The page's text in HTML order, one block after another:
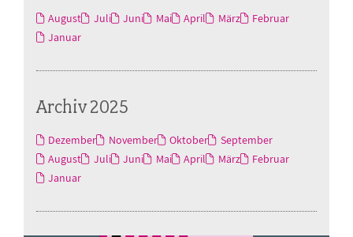
August Juli Juni Mai April März
Februar
Januar
Archiv 2025
Dezember November Oktober
September
August
Juli Juni Mai April März
Februar
Januar